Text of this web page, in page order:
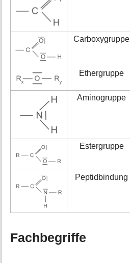
Carboxygruppe
Ethergruppe
Aminogruppe
Estergruppe
Peptidbindung
Fachbegriffe